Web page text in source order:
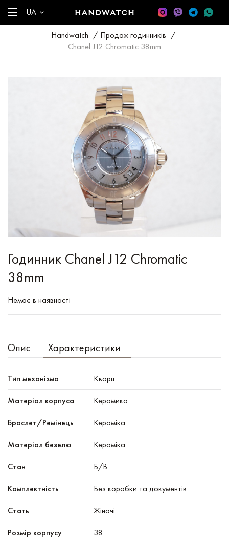
UA
Handwatch / Продаж годинників /
Chanel J12 Chromatic 38mm
Годинник Chanel J12 Chromatic
38mm
Немає в наявності
Опис Характеристики
Тип механізма Кварц
Mатеріал корпуса Керамика
Браслет/Ремінець Кераміка
Матеріал безелю Кераміка
Стан Б/В
Комплектність Без коробки та документів
Стать Жіночі
Розмір корпусу 38